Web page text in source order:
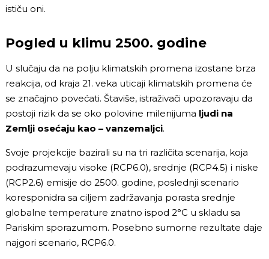
ističu oni.
Pogled u klimu 2500. godine
U slučaju da na polju klimatskih promena izostane brza
reakcija, od kraja 21. veka uticaji klimatskih promena će
se značajno povećati. Štaviše, istraživači upozoravaju da
postoji rizik da se oko polovine milenijuma ljudi na
Zemlji osećaju kao – vanzemaljci.
Svoje projekcije bazirali su na tri različita scenarija, koja
podrazumevaju visoke (RCP6.0), srednje (RCP4.5) i niske
(RCP2.6) emisije do 2500. godine, poslednji scenario
koresponidra sa ciljem zadržavanja porasta srednje
globalne temperature znatno ispod 2°C u skladu sa
Pariskim sporazumom. Posebno sumorne rezultate daje
najgori scenario, RCP6.0.